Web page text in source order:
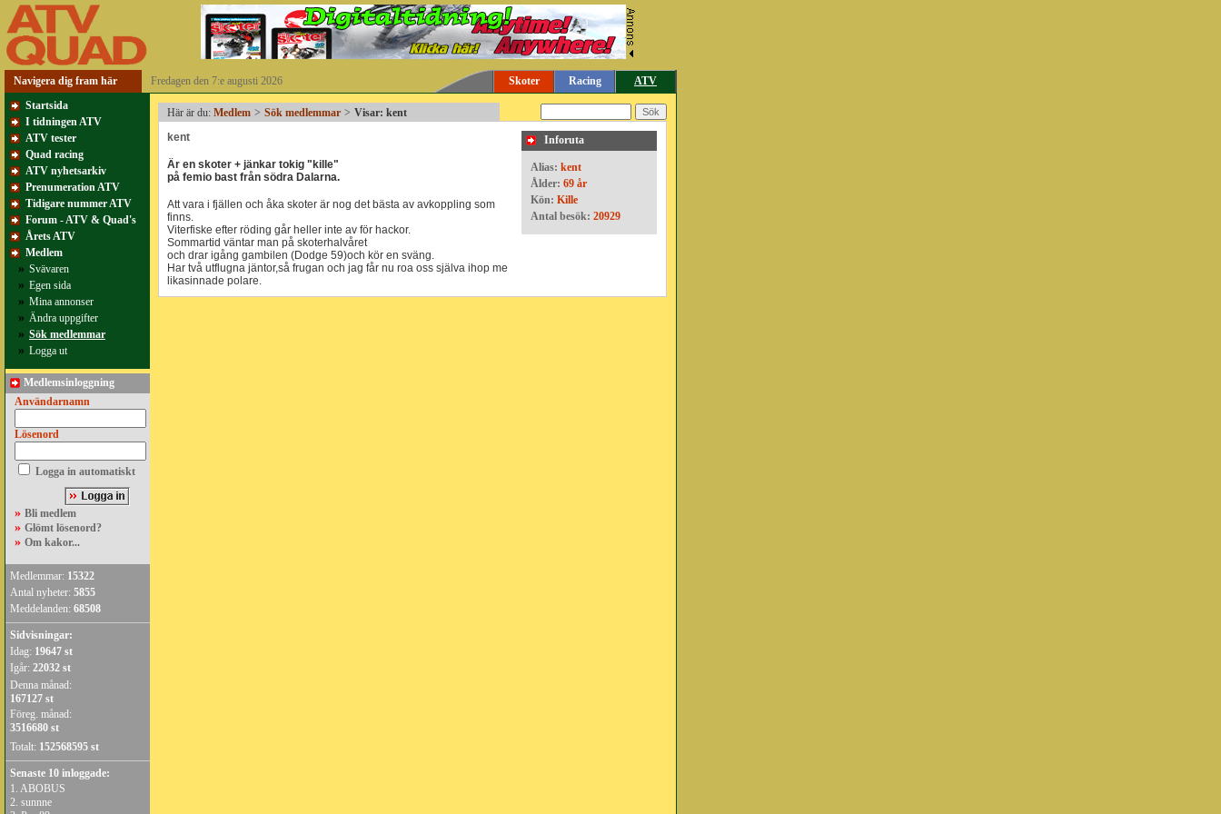
Navigera dig fram här Fredagen den 7:e augusti 2026 Skoter Racing
ATV
Startsida
I tidningen ATV
ATV tester
Quad racing
ATV nyhetsarkiv
Prenumeration ATV
Tidigare nummer ATV
Forum - ATV & Quad's
Årets ATV
Medlem
» Svävaren
» Egen sida
» Mina annonser
» Ändra uppgifter
» Sök medlemmar
» Logga ut
Medlemsinloggning
Användarnamn
Lösenord
Logga in automatiskt
» Bli medlem
» Glömt lösenord?
» Om kakor...
Medlemmar: 15322
Antal nyheter: 5855
Meddelanden: 68508
Sidvisningar:
Idag: 19647 st
Igår: 22032 st
Denna månad:
167127 st
Föreg. månad:
3516680 st
Totalt: 152568595 st
Senaste 10 inloggade:
1. ABOBUS
2. sunnne
Här är du: Medlem > Sök medlemmar > Visar: kent
kent
Är en skoter + jänkar tokig "kille"
på femio bast från södra Dalarna.
Att vara i fjällen och åka skoter är nog det bästa av avkoppling som
finns.
Viterfiske efter röding går heller inte av för hackor.
Sommartid väntar man på skoterhalvåret
och drar igång gambilen (Dodge 59)och kör en sväng.
Har två utflugna jäntor,så frugan och jag får nu roa oss själva ihop me
likasinnade polare.
Inforuta
Alias: kent
Ålder: 69 år
Kön: Kille
Antal besök: 20929